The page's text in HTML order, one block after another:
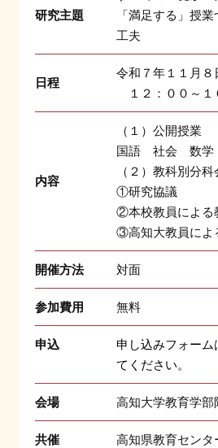
研究主題
「満足する」授
工夫
日程
令和７年１１月８
１２：００～１
内容
（１）公開授業
国語 社会 数
（２）教科別分科
①研究協議
②本校教員による
③高知大教員によ
開催方法 対面
参加費用 無料
申込 申し込みフォーム
てください。
会場 高知大学教育学部
共催 高知県教育センタ